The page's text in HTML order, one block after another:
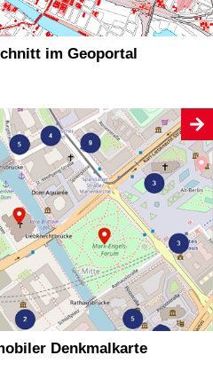
im Geoportal
Denkmalkarte